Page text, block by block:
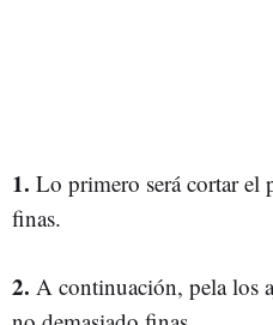
1. Lo primero será cortar el
finas.
2. A continuación, pela los